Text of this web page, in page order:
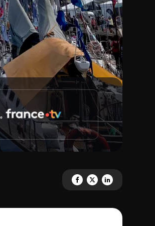
Partagez 'Dunkerque, les
Partagez 'Dunkerque,
Partagez